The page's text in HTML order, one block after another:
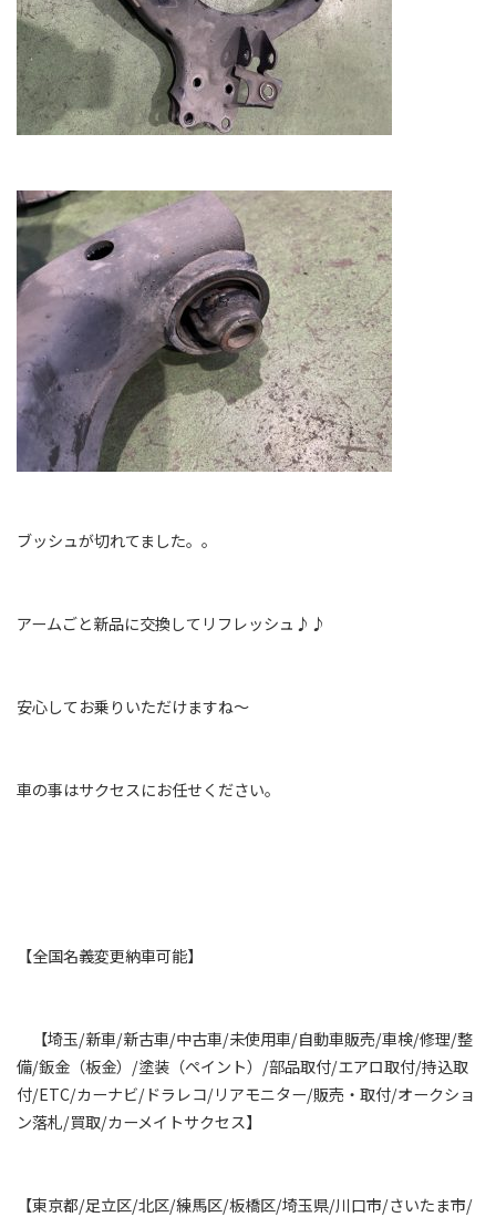
ブッシュが切れてました。。
アームごと新品に交換してリフレッシュ♪♪
安心してお乗りいただけますね～
車の事はサクセスにお任せください。
【全国名義変更納車可能】
【埼玉/新車/新古車/中古車/未使用車/自動車販売/車検/修理/整
備/鈑金（板金）/塗装（ペイント）/部品取付/エアロ取付/持込取
付/ETC/カーナビ/ドラレコ/リアモニター/販売・取付/オークショ
ン落札/買取/カーメイトサクセス】
【東京都/足立区/北区/練馬区/板橋区/埼玉県/川口市/さいたま市/